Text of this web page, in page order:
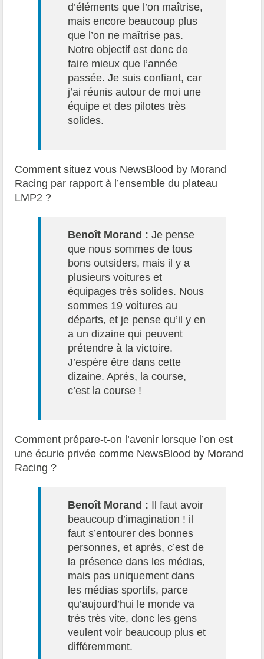
d’éléments que l’on maîtrise,
mais encore beaucoup plus
que l’on ne maîtrise pas.
Notre objectif est donc de
faire mieux que l’année
passée. Je suis confiant, car
j’ai réunis autour de moi une
équipe et des pilotes très
solides.
Comment situez vous NewsBlood by Morand
Racing par rapport à l’ensemble du plateau
LMP2 ?
Benoît Morand : Je pense
que nous sommes de tous
bons outsiders, mais il y a
plusieurs voitures et
équipages très solides. Nous
sommes 19 voitures au
départs, et je pense qu’il y en
a un dizaine qui peuvent
prétendre à la victoire.
J’espère être dans cette
dizaine. Après, la course,
c’est la course !
Comment prépare-t-on l’avenir lorsque l’on est
une écurie privée comme NewsBlood by Morand
Racing ?
Benoît Morand : Il faut avoir
beaucoup d’imagination ! il
faut s’entourer des bonnes
personnes, et après, c’est de
la présence dans les médias,
mais pas uniquement dans
les médias sportifs, parce
qu’aujourd’hui le monde va
très très vite, donc les gens
veulent voir beaucoup plus et
différemment.